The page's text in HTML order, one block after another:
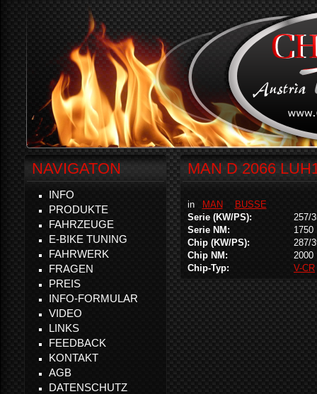
MAN D 2066
in MAN
BUSSE
Serie (KW/PS):
257/
Serie NM:
1750
Chip (KW/PS):
287/
Chip NM:
2000
Chip-Typ:
V-CR
NAVIGATON
INFO
PRODUKTE
FAHRZEUGE
E-BIKE TUNING
FAHRWERK
FRAGEN
PREIS
INFO-FORMULAR
VIDEO
LINKS
FEEDBACK
KONTAKT
AGB
DATENSCHUTZ